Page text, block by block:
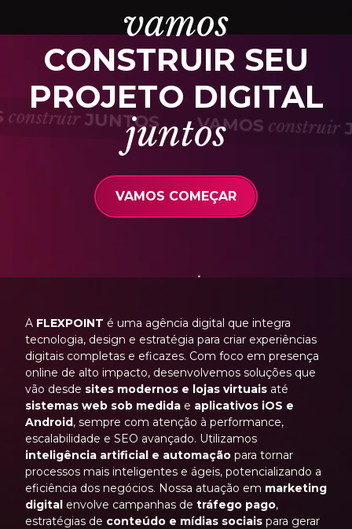
construir JUNTOS VAMOS
vamos
CONSTRUIR SEU
PROJETO DIGITAL
juntos
VAMOS COMEÇAR
A FLEXPOINT é uma agência digital que integra
tecnologia, design e estratégia para criar experiências
digitais completas e eficazes. Com foco em presença
online de alto impacto, desenvolvemos soluções que
vão desde sites modernos e lojas virtuais até
sistemas web sob medida e aplicativos iOS e
Android, sempre com atenção à performance,
escalabilidade e SEO avançado. Utilizamos
inteligência artificial e automação para tornar
processos mais inteligentes e ágeis, potencializando a
eficiência dos negócios. Nossa atuação em marketing
digital envolve campanhas de tráfego pago,
estratégias de conteúdo e mídias sociais para gerar